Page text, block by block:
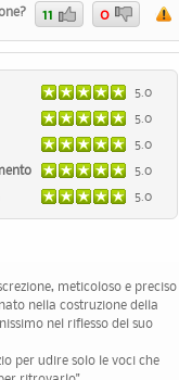
11 0
5.0
5.0
5.0
5.0
5.0
meticoloso e preciso
nella costruzione della
nel riflesso del suo
per udire solo le voci che